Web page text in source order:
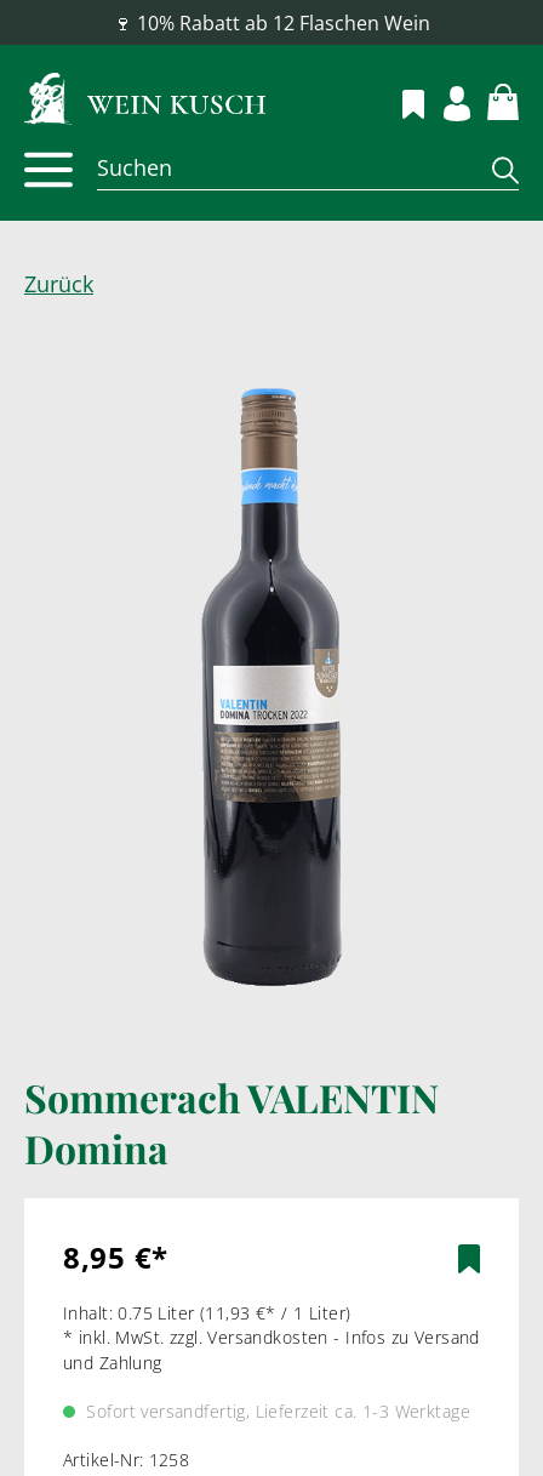
📦 Versandkostenfrei ab 100 €
Zurück
Sommerach VALENTIN
Domina
8,95 €*
Inhalt:0.75 Liter (11,93 €* / 1 Liter)
* inkl. MwSt. zzgl. Versandkosten - Infos zu Versand
und Zahlung
Sofort versandfertig, Lieferzeit ca. 1-3 Werktage
Artikel-Nr: 1258